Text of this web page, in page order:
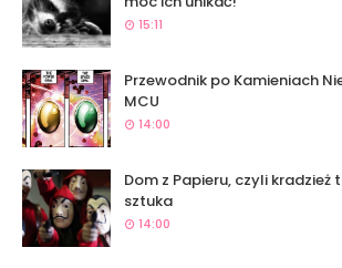
15:11
Przewodnik po Kamieniach
MCU
14:00
Dom z Papieru, czyli
sztuka
14:00